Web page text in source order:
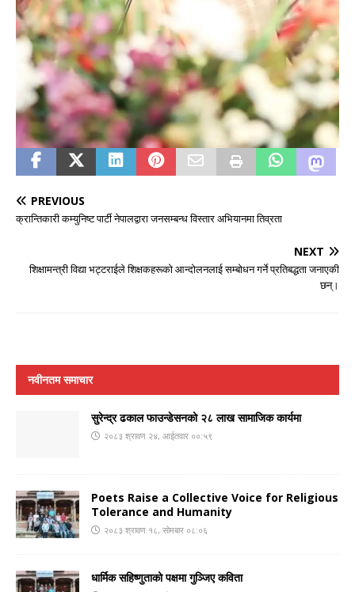
PREVIOUS
क्रान्तिकारी कम्युनिष्ट पार्टी नेपालद्वारा जनसम्बन्ध विस्तार अभियानमा तिव्रता
NEXT
शिक्षामन्त्री विद्या भट्टराईले शिक्षकहरूको आन्दोलनलाई सम्बोधन गर्ने प्रतिबद्धता जनाएकी
छन्।
नवीनतम समाचार
सुरेन्द्र ढकाल फाउन्डेसनको २८ लाख सामाजिक कार्यमा
२०८३ श्रावण २४, आईतवार ००:५९
Poets Raise a Collective Voice for Religious
Tolerance and Humanity
२०८३ श्रावण १८, सोमबार ०८:०६
धार्मिक सहिष्णुताको पक्षमा गुञ्जिए कविता